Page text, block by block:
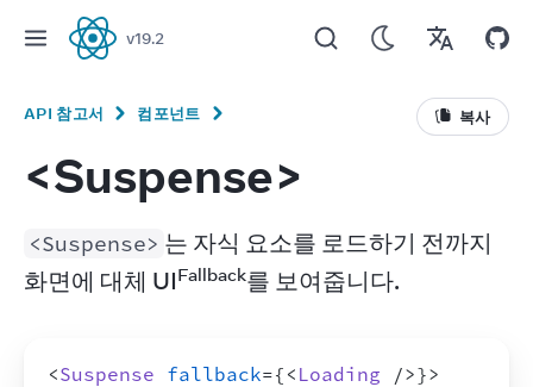
React
v19.2
API 참고서 컴포넌트 복사
<Suspense>
<Suspense> 는 자식 요소를 로드하기 전까지
화면에 대체 UIFallback를 보여줍니다.
<Suspense fallback={ < Loading />}>